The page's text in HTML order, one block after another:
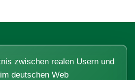
zwischen realen Usern und
deutschen Web